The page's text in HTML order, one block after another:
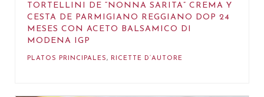
TORTELLINI DE “NONNA SARITA” CREMA Y
CESTA DE PARMIGIANO REGGIANO DOP 24
MESES CON ACETO BALSAMICO DI
MODENA IGP
PLATOS PRINCIPALES, RICETTE D’AUTORE